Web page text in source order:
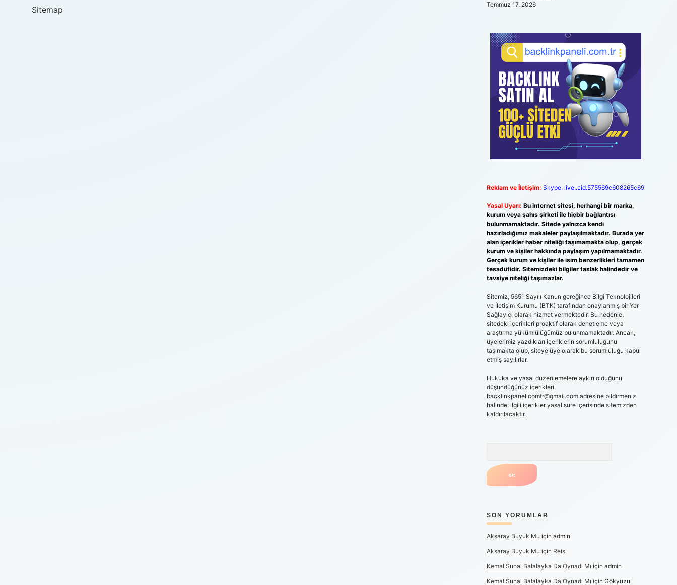
Sitemap
Temmuz 17, 2026
Reklam ve İletişim: Skype: live:.cid.575569c608265c69
Yasal Uyarı: Bu internet sitesi, herhangi bir marka,
kurum veya şahıs şirketi ile hiçbir bağlantısı
bulunmamaktadır. Sitede yalnızca kendi
hazırladığımız makaleler paylaşılmaktadır. Burada yer
alan içerikler haber niteliği taşımamakta olup, gerçek
kurum ve kişiler hakkında paylaşım yapılmamaktadır.
Gerçek kurum ve kişiler ile isim benzerlikleri tamamen
tesadüfidir. Sitemizdeki bilgiler taslak halindedir ve
tavsiye niteliği taşımazlar.
Sitemiz, 5651 Sayılı Kanun gereğince Bilgi Teknolojileri
ve İletişim Kurumu (BTK) tarafından onaylanmış bir Yer
Sağlayıcı olarak hizmet vermektedir. Bu nedenle,
sitedeki içerikleri proaktif olarak denetleme veya
araştırma yükümlülüğümüz bulunmamaktadır. Ancak,
üyelerimiz yazdıkları içeriklerin sorumluluğunu
taşımakta olup, siteye üye olarak bu sorumluluğu kabul
etmiş sayılırlar.
Hukuka ve yasal düzenlemelere aykırı olduğunu
düşündüğünüz içerikleri,
backlinkpanelicomtr@gmail.comadresine bildirmeniz
halinde, ilgili içerikler yasal süre içerisinde sitemizden
kaldırılacaktır.
SON YORUMLAR
Aksaray Buyuk Mu için admin
Aksaray Buyuk Mu için Reis
Kemal Sunal Balalayka Da Oynadı Mı için admin
Kemal Sunal Balalayka Da Oynadı Mı için Gökyüzü